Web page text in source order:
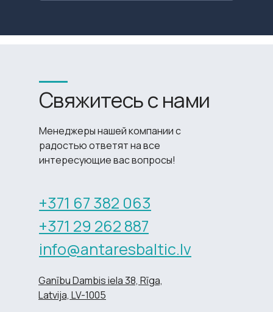
Менеджеры нашей компании с
радостью ответят на все
интересующие вас вопросы!
Свяжитесь с нами
+371 67 382 063
+371 29 262 887
info@antaresbaltic.lv
Ganību Dambis iela 38, Rīga,
Latvija, LV-1005